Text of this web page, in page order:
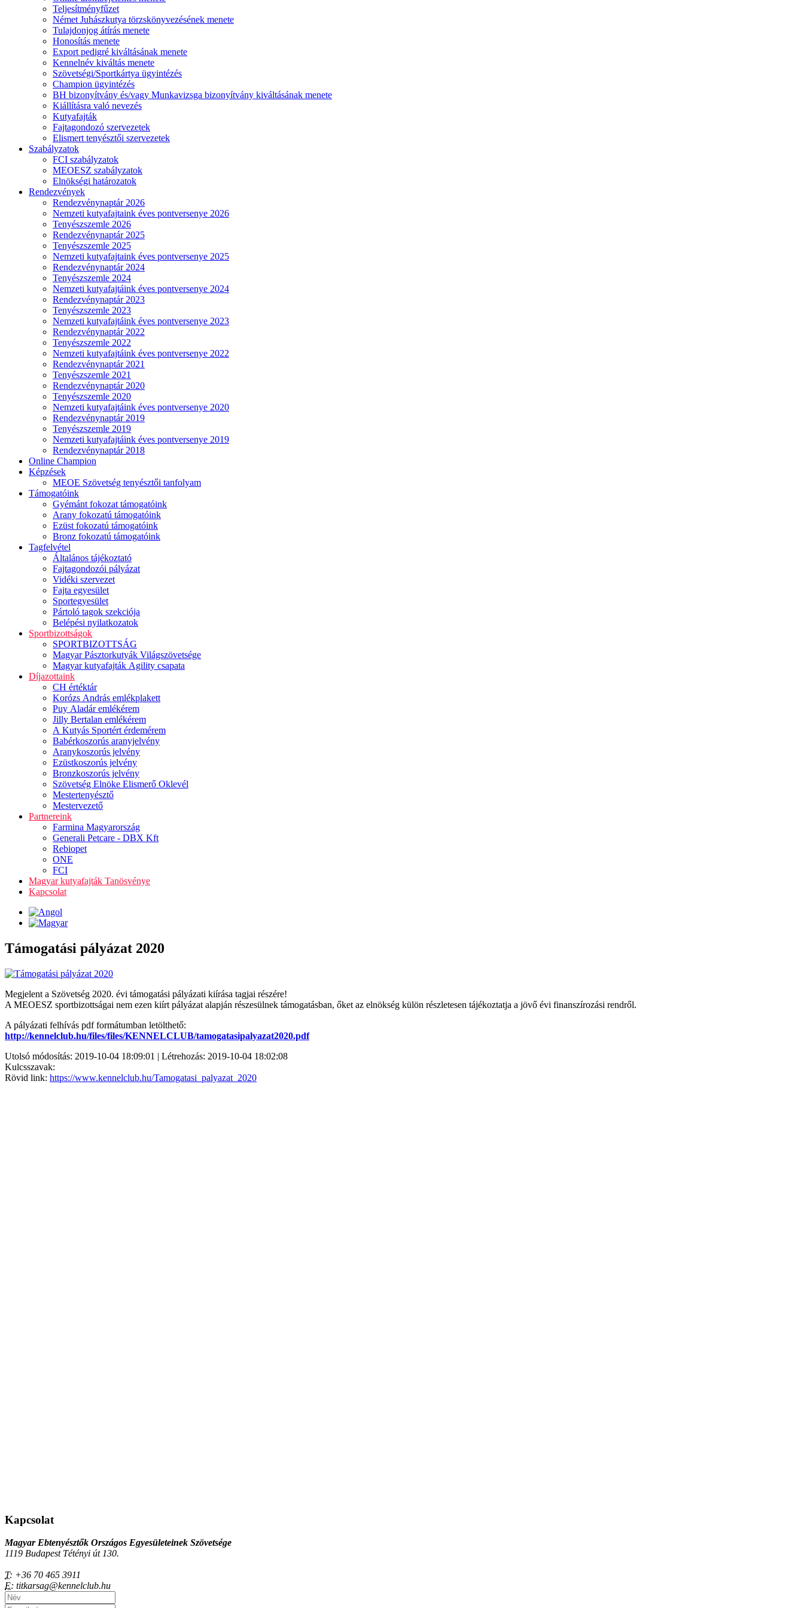
Teljesítményfűzet
Német Juhászkutya törzskönyvezésének menete
Tulajdonjog átírás menete
Honosítás menete
Export pedigré kiváltásának menete
Kennelnév kiváltás menete
Szövetségi/Sportkártya ügyintézés
Champion ügyintézés
BH bizonyítvány és/vagy Munkavizsga bizonyítvány kiváltásának menete
Kiállításra való nevezés
Kutyafajták
Fajtagondozó szervezetek
Elismert tenyésztői szervezetek
Szabályzatok
FCI szabályzatok
MEOESZ szabályzatok
Elnökségi határozatok
Rendezvények
Rendezvénynaptár 2026
Nemzeti kutyafajtaink éves pontversenye 2026
Tenyészszemle 2026
Rendezvénynaptár 2025
Tenyészszemle 2025
Nemzeti kutyafajtaink éves pontversenye 2025
Rendezvénynaptár 2024
Tenyészszemle 2024
Nemzeti kutyafajtáink éves pontversenye 2024
Rendezvénynaptár 2023
Tenyészszemle 2023
Nemzeti kutyafajtáink éves pontversenye 2023
Rendezvénynaptár 2022
Tenyészszemle 2022
Nemzeti kutyafajtáink éves pontversenye 2022
Rendezvénynaptár 2021
Tenyészszemle 2021
Rendezvénynaptár 2020
Tenyészszemle 2020
Nemzeti kutyafajtáink éves pontversenye 2020
Rendezvénynaptár 2019
Tenyészszemle 2019
Nemzeti kutyafajtáink éves pontversenye 2019
Rendezvénynaptár 2018
Online Champion
Képzések
MEOE Szövetség tenyésztői tanfolyam
Támogatóink
Gyémánt fokozat támogatóink
Arany fokozatú támogatóink
Ezüst fokozatú támogatóink
Bronz fokozatú támogatóink
Tagfelvétel
Általános tájékoztató
Fajtagondozói pályázat
Vidéki szervezet
Fajta egyesület
Sportegyesület
Pártoló tagok szekciója
Belépési nyilatkozatok
Sportbizottságok
SPORTBIZOTTSÁG
Magyar Pásztorkutyák Világszövetsége
Magyar kutyafajták Agility csapata
Díjazottaink
CH értéktár
Korózs András emlékplakett
Puy Aladár emlékérem
Jilly Bertalan emlékérem
A Kutyás Sportért érdemérem
Babérkoszorús aranyjelvény
Aranykoszorús jelvény
Ezüstkoszorús jelvény
Bronzkoszorús jelvény
Szövetség Elnöke Elismerő Oklevél
Mestertenyésztő
Mestervezető
Partnereink
Farmina Magyarország
Generali Petcare - DBX Kft
Rebiopet
ONE
FCI
Magyar kutyafajták Tanösvénye
Kapcsolat
Támogatási pályázat 2020
Megjelent a Szövetség 2020. évi támogatási pályázati kiírása tagjai részére!
A MEOESZ sportbizottságai nem ezen kiírt pályázat alapján részesülnek támogatásban, őket az elnökség külön részletesen tájékoztatja a jövő évi finanszírozási rendről.
A pályázati felhívás pdf formátumban letölthető:
http://kennelclub.hu/files/files/KENNELCLUB/tamogatasipalyazat2020.pdf
Utolsó módosítás: 2019-10-04 18:09:01 | Létrehozás: 2019-10-04 18:02:08
Kulcsszavak:
Rövid link: https://www.kennelclub.hu/Tamogatasi_palyazat_2020
Kapcsolat
Magyar Ebtenyésztők Országos Egyesületeinek Szövetsége
1119 Budapest Tétényi út 130.
T: +36 70 465 3911
E: titkarsag@kennelclub.hu